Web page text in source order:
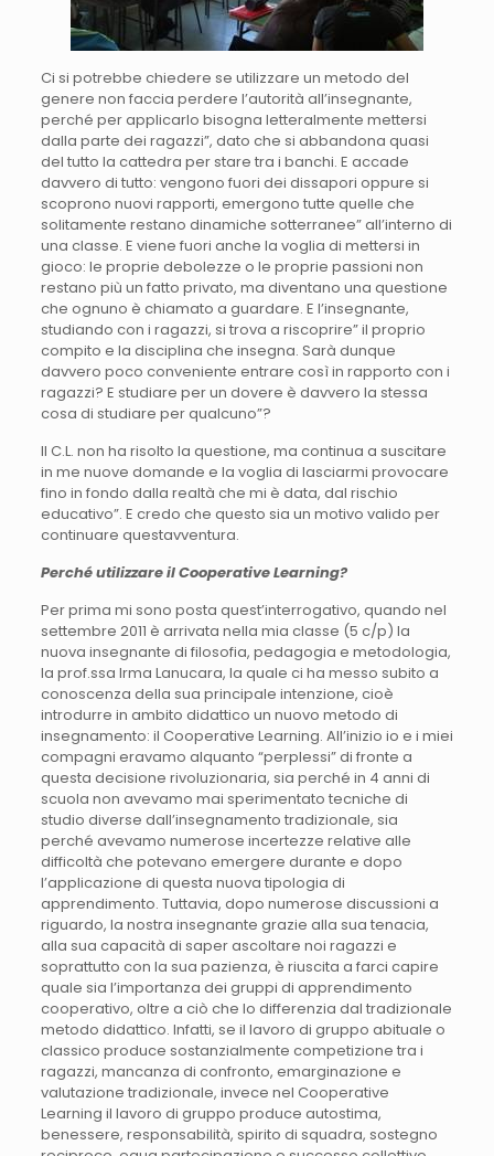
Ci si potrebbe chiedere se utilizzare un metodo del
genere non faccia perdere l’autorità all’insegnante,
perché per applicarlo bisogna letteralmente mettersi
dalla parte dei ragazzi”, dato che si abbandona quasi
del tutto la cattedra per stare tra i banchi. E accade
davvero di tutto: vengono fuori dei dissapori oppure si
scoprono nuovi rapporti, emergono tutte quelle che
solitamente restano dinamiche sotterranee” all’interno di
una classe. E viene fuori anche la voglia di mettersi in
gioco: le proprie debolezze o le proprie passioni non
restano più un fatto privato, ma diventano una questione
che ognuno è chiamato a guardare. E l’insegnante,
studiando con i ragazzi, si trova a riscoprire” il proprio
compito e la disciplina che insegna. Sarà dunque
davvero poco conveniente entrare così in rapporto con i
ragazzi? E studiare per un dovere è davvero la stessa
cosa di studiare per qualcuno”?
Il C.L. non ha risolto la questione, ma continua a suscitare
in me nuove domande e la voglia di lasciarmi provocare
fino in fondo dalla realtà che mi è data, dal rischio
educativo”. E credo che questo sia un motivo valido per
continuare questavventura.
Perché utilizzare il Cooperative Learning?
Per prima mi sono posta quest’interrogativo, quando nel
settembre 2011 è arrivata nella mia classe (5 c/p) la
nuova insegnante di filosofia, pedagogia e metodologia,
la prof.ssa Irma Lanucara, la quale ci ha messo subito a
conoscenza della sua principale intenzione, cioè
introdurre in ambito didattico un nuovo metodo di
insegnamento: il Cooperative Learning. All’inizio io e i miei
compagni eravamo alquanto “perplessi” di fronte a
questa decisione rivoluzionaria, sia perché in 4 anni di
scuola non avevamo mai sperimentato tecniche di
studio diverse dall’insegnamento tradizionale, sia
perché avevamo numerose incertezze relative alle
difficoltà che potevano emergere durante e dopo
l’applicazione di questa nuova tipologia di
apprendimento. Tuttavia, dopo numerose discussioni a
riguardo, la nostra insegnante grazie alla sua tenacia,
alla sua capacità di saper ascoltare noi ragazzi e
soprattutto con la sua pazienza, è riuscita a farci capire
quale sia l’importanza dei gruppi di apprendimento
cooperativo, oltre a ciò che lo differenzia dal tradizionale
metodo didattico. Infatti, se il lavoro di gruppo abituale o
classico produce sostanzialmente competizione tra i
ragazzi, mancanza di confronto, emarginazione e
valutazione tradizionale, invece nel Cooperative
Learning il lavoro di gruppo produce autostima,
benessere, responsabilità, spirito di squadra, sostegno